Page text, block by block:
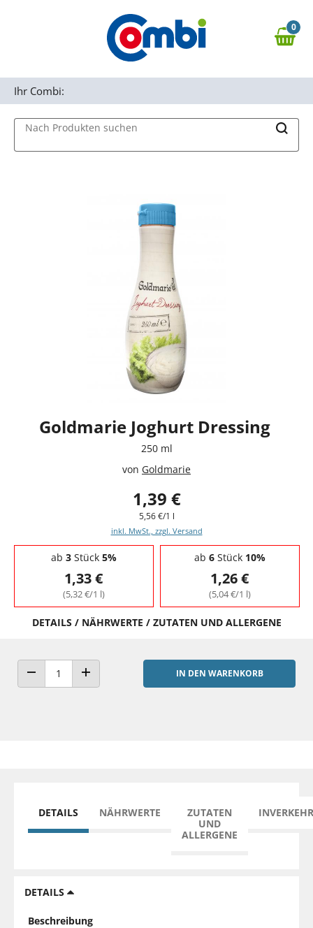
Zur Navigation springen
0,00 €
0
Nach Produkten suchen
Ihr Combi:
Goldmarie Joghurt Dressing
250 ml
von Goldmarie
1,39 €
5,56 €/1 l
inkl. MwSt., zzgl. Versand
Staffelpreise - Mengenrabatt
ab 3Stück 5%
1,33 €
(5,32 €/1 l)
ab 6Stück 10%
1,26 €
(5,04 €/1 l)
DETAILS / NÄHRWERTE / ZUTATEN UND ALLERGENE
ANZAHL VERRINGERNANZAHL ERHÖHEN
IN DEN WARENKORB
DETAILS NÄHRWERTE
ZUTATEN
UND
ALLERGENE
DETAILS
Beschreibung